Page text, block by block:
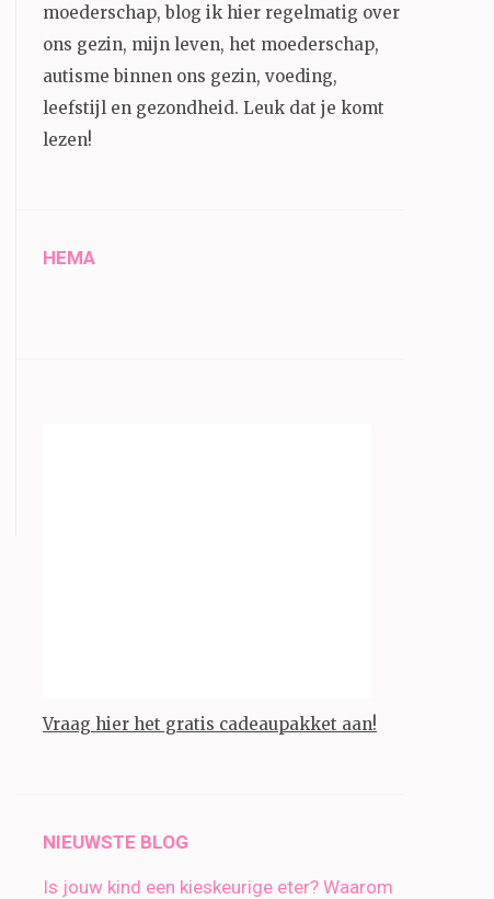
moederschap, blog ik hier regelmatig over
ons gezin, mijn leven, het moederschap,
autisme binnen ons gezin, voeding,
leefstijl en gezondheid. Leuk dat je komt
lezen!
HEMA
Vraag hier het gratis cadeaupakket aan!
NIEUWSTE BLOG
Is jouw kind een kieskeurige eter? Waarom